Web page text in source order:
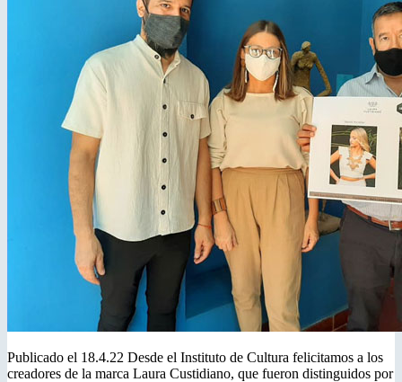
Publicado el 18.4.22 Desde el Instituto de Cultura felicitamos a los
creadores de la marca Laura Custidiano, que fueron distinguidos por